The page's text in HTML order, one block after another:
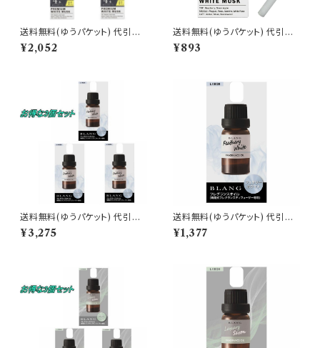
送料無料(ゆうパケット) 代引不
可 ブラング エアスティックカー
トリッジ プレミアムホワイトムス
¥2,052
送料無料(ゆうパケット) 代引不
可 ブラング エアスティックカー
トリッジ プレミアムホワイトムス
¥893
送料無料(ゆうパケット) 代引不
可 ブラング 噴霧式ディフューザ
ー専用フレグランスオイル フェ
¥3,275
送料無料(ゆうパケット) 代引不
可 ブラング 噴霧式ディフューザ
ー専用フレグランスオイル フェ
¥1,377